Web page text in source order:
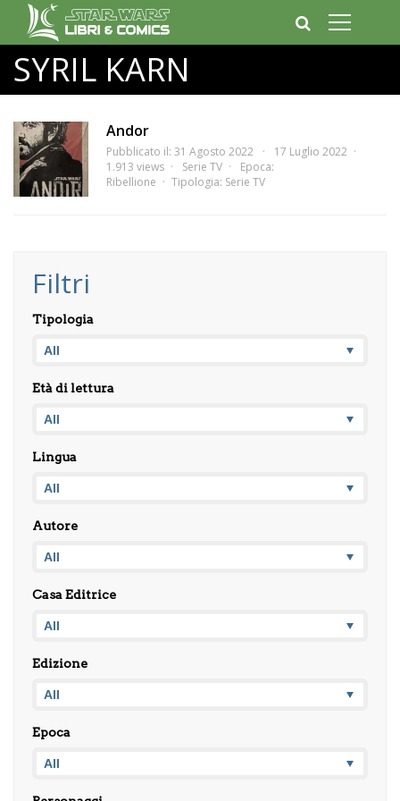
SYRIL KARN
Andor
Pubblicato il: 31 Agosto 2022
17 Luglio 2022
1.913 views
Serie TV
Epoca:
Ribellione
Tipologia: Serie TV
Filtri
Tipologia
Età di lettura
Lingua
Autore
Casa Editrice
Edizione
Epoca